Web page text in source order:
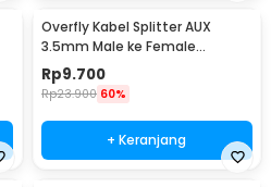
Overfly Kabel Splitter AUX
3.5mm Male ke Female
Headphone Mic 37cm - AV114
Rp9.700
Rp23.900 60%
+ Keranjang